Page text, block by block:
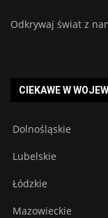
Odkrywaj świat z
CIEKAWE W
Dolnośląskie
Lubelskie
Łódzkie
Mazowieckie